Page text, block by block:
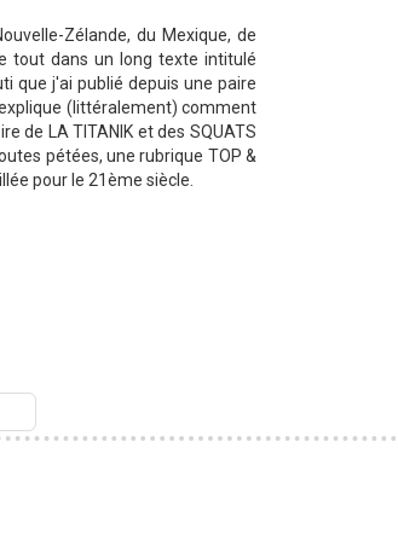
Zélande, du Mexique, de
tout dans un long texte intitulé
que j'ai publié depuis une paire
(littéralement) comment
de LA TITANIK et des SQUATS
pétées, une rubrique TOP &
pour le 21ème siècle.